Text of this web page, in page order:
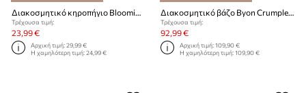
Διακοσμητικό κηροπήγιο Bloomingville Cidra 20 x 10 cm
Τρέχουσα τιμή:
23,99 €
Αρχική τιμή:29,99 €
Η χαμηλότερη τιμή:24,99 €
Διακοσμητικό βάζο Byon Crumple 26 cm
Τρέχουσα τιμή:
92,99 €
Αρχική τιμή:109,90 €
Η χαμηλότερη τιμή:109,90 €